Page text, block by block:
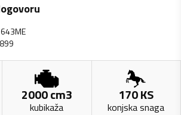
2000cm3
kubikaža
170KS
konjska snaga